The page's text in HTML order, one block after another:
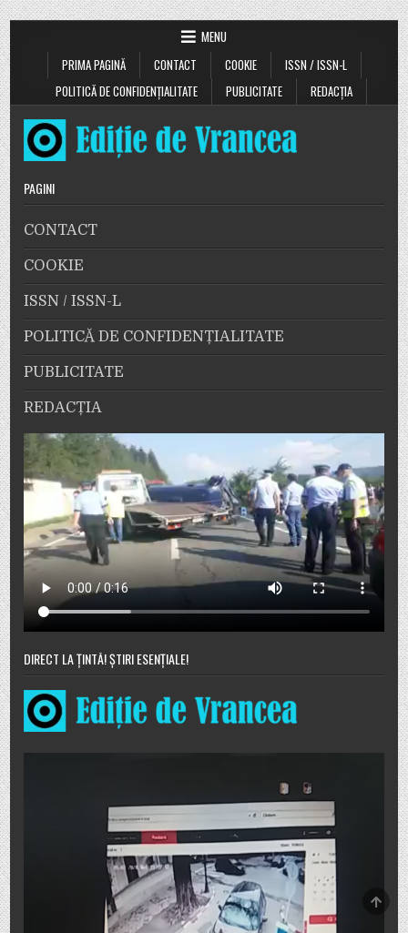
MENU
PRIMA PAGINĂ
CONTACT COOKIE
ISSN / ISSN-L
POLITICĂ DE CONFIDENȚIALITATE
PUBLICITATE REDACȚIA
PAGINI
CONTACT
COOKIE
ISSN / ISSN-L
POLITICĂ DE CONFIDENȚIALITATE
PUBLICITATE
REDACȚIA
DIRECT LA ȚINTĂ! ȘTIRI ESENȚIALE!
TOP